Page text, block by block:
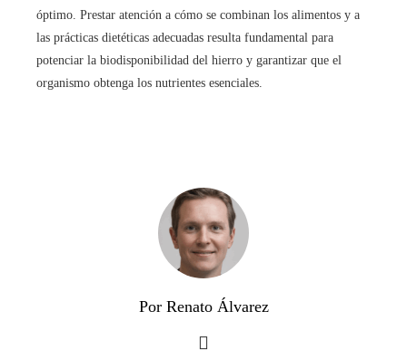
óptimo. Prestar atención a cómo se combinan los alimentos y a
las prácticas dietéticas adecuadas resulta fundamental para
potenciar la biodisponibilidad del hierro y garantizar que el
organismo obtenga los nutrientes esenciales.
Por Renato Álvarez